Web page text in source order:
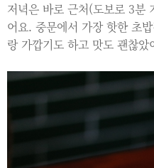
저녁은 바로 근처(도보로 3분
어요. 중문에서 가장 핫한 초
랑 가깝기도 하고 맛도 괜찮았